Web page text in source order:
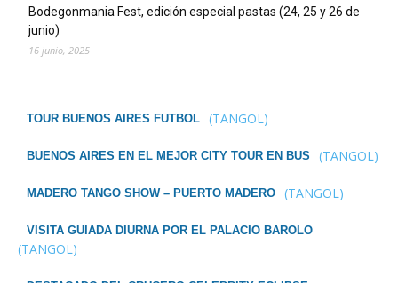
Bodegonmania Fest, edición especial pastas (24, 25 y 26 de
junio)
16 junio, 2025
TOUR BUENOS AIRES FUTBOL (TANGOL)
BUENOS AIRES EN EL MEJOR CITY TOUR EN BUS (TANGOL)
MADERO TANGO SHOW – PUERTO MADERO (TANGOL)
VISITA GUIADA DIURNA POR EL PALACIO BAROLO
(TANGOL)